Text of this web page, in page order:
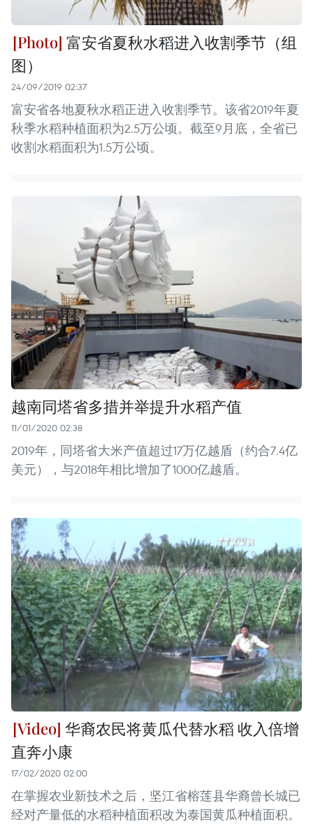
富安省夏秋水稻进入收割季节（组
图）
24/09/2019 02:37
富安省各地夏秋水稻正进入收割季节。该省2019年夏
秋季水稻种植面积为2.5万公顷。截至9月底，全省已
收割水稻面积为1.5万公顷。
越南同塔省多措并举提升水稻产值
11/01/2020 02:38
2019年，同塔省大米产值超过17万亿越盾（约合7.4亿
美元），与2018年相比增加了1000亿越盾。
华裔农民将黄瓜代替水稻 收入倍增
直奔小康
17/02/2020 02:00
在掌握农业新技术之后，坚江省榕莲县华裔曾长城已
经对产量低的水稻种植面积改为泰国黄瓜种植面积。